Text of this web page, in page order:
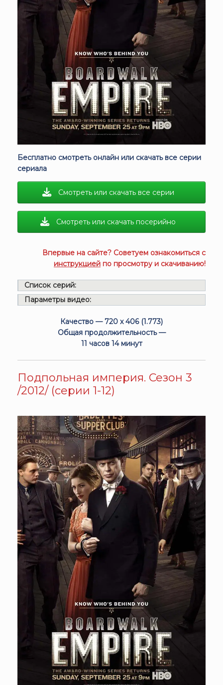
Бесплатно смотреть онлайн или скачать все серии
сериала
Смотреть или скачать все серии
Смотреть или скачать посерийно
Впервые на сайте? Советуем ознакомиться с
инструкцией по просмотру и скачиванию!
Список серий:
Параметры видео:
Качество — 720 x 406 (1.773)
Общая продолжительность —
11 часов 14 минут
Подпольная империя. Сезон 3
/2012/ (серии 1-12)